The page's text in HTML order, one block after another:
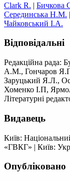
Clark R. | Бичкова
Серединська Н.М. |
Чайковський І.A.
Відповідальні
Редакційна рада:
А.М., Гончаров
Заруцький Я.Л.,
Хоменко І.П,
Літературні
Видавець
Київ:
«ГВКГ» | Київ:
Опубліковано